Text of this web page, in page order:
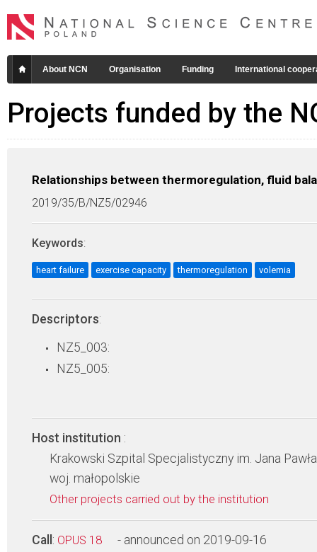
About NCN Organisation Funding International
Projects funded by the
Relationships between thermoregulation, fluid
2019/35/B/NZ5/02946
Keywords:
heart failure exercise capacity thermoregulation volemia
Descriptors:
NZ5_003:
NZ5_005:
Host institution :
Krakowski Szpital Specjalistyczny im. Jana
woj. małopolskie
Other projects carried out by the institution
Call : OPUS 18 - announced on 2019-09-16